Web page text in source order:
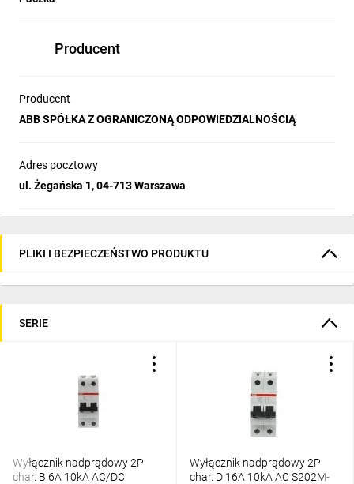
Producent
Producent
ABB SPÓŁKA Z OGRANICZONĄ ODPOWIEDZIALNOŚCIĄ
Adres pocztowy
ul. Żegańska 1, 04-713 Warszawa
PLIKI I BEZPIECZEŃSTWO PRODUKTU
SERIE
Wyłącznik nadprądowy 2P
char. B 6A 10kA AC/DC
Wyłącznik nadprądowy 2P
char. D 16A 10kA AC S202M-